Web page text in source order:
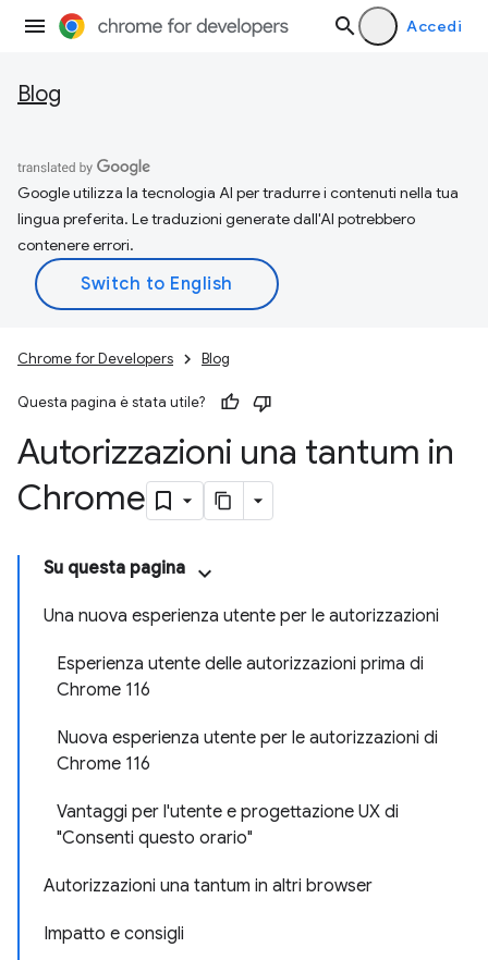
Accedi
Blog
Google utilizza la tecnologia AI per tradurre i contenuti nella tua
lingua preferita. Le traduzioni generate dall'AI potrebbero
contenere errori.
Chrome for Developers Blog
Questa pagina è stata utile?
Autorizzazioni una tantum in
Chrome
Su questa pagina
Una nuova esperienza utente per le autorizzazioni
Esperienza utente delle autorizzazioni prima di
Chrome 116
Nuova esperienza utente per le autorizzazioni di
Chrome 116
Vantaggi per l'utente e progettazione UX di
"Consenti questo orario"
Autorizzazioni una tantum in altri browser
Impatto e consigli